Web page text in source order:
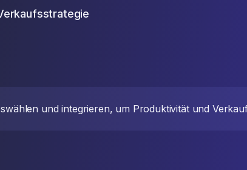
und integrieren, um Produktivität und